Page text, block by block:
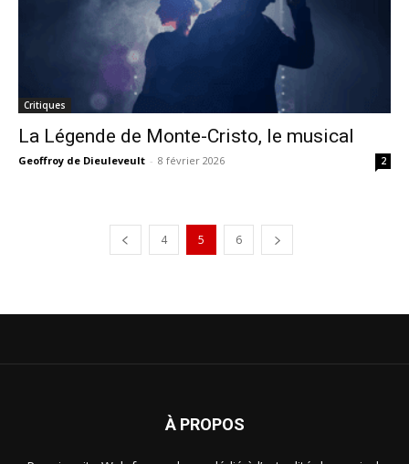
Critiques
La Légende de Monte-Cristo, le musical
Geoffroy de Dieuleveult - 8 février 2026 2
4 5 6
À PROPOS